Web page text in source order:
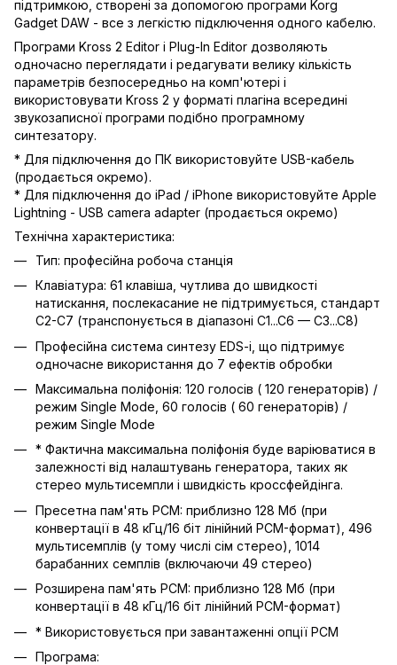
підтримкою, створені за допомогою програми Korg
Gadget DAW - все з легкістю підключення одного кабелю.
Програми Kross 2 Editor і Plug-In Editor дозволяють
одночасно переглядати і редагувати велику кількість
параметрів безпосередньо на комп'ютері і
використовувати Kross 2 у форматі плагіна всередині
звукозаписної програми подібно програмному
синтезатору.
* Для підключення до ПК використовуйте USB-кабель
(продається окремо).
* Для підключення до iPad / iPhone використовуйте Apple
Lightning - USB camera adapter (продається окремо)
Технічна характеристика:
Тип: професійна робоча станція
Клавіатура: 61 клавіша, чутлива до швидкості
натискання, послекасание не підтримується, стандарт
C2-C7 (транспонується в діапазоні C1...C6 — C3...C8)
Професійна система синтезу EDS-i, що підтримує
одночасне використання до 7 ефектів обробки
Максимальна поліфонія: 120 голосів ( 120 генераторів) /
режим Single Mode, 60 голосів ( 60 генераторів) /
режим Single Mode
* Фактична максимальна поліфонія буде варіюватися в
залежності від налаштувань генератора, таких як
стерео мультисемпли і швидкість кроссфейдінга.
Пресетна пам'ять PCM: приблизно 128 Мб (при
конвертації в 48 кГц/16 біт лінійний PCM-формат), 496
мультисемплів (у тому числі сім стерео), 1014
барабанних семплів (включаючи 49 стерео)
Розширена пам'ять PCM: приблизно 128 Мб (при
конвертації в 48 кГц/16 біт лінійний PCM-формат)
* Використовується при завантаженні опції PCM
Програма: